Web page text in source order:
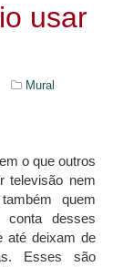
usar
Mural
o que outros
televisão nem
quem
desses
até deixam de
Esses são